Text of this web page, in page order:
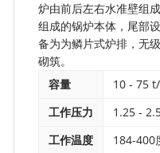
炉由前后左右水准壁组
组成的锅炉本体，尾部
备为为鳞片式炉排，无
砌筑。
容量
10 - 75
工作压力
1.25 -
工作温度
184-400